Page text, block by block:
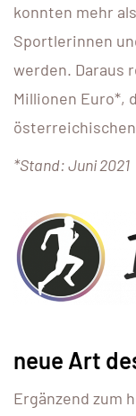
konnten mehr
Sportlerinnen
werden. Daraus
Millionen Euro*,
*Stand: Juni 2021
neue Art
Ergänzend zum